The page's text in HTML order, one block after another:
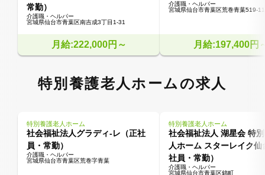
常勤）
介護職・ヘルパー
宮城県仙台市青葉区南吉成3丁目1-31
月給:222,000円～
介護職・ヘルパー
宮城県仙台市青葉区荒巻青葉519-
月給:197,400円
特別養護老人ホームの求人
特別養護老人ホーム
社会福祉法人グラディ-レ（正社
員・常勤）
介護職・ヘルパー
宮城県仙台市青葉区荒巻字青葉
特別養護老人ホーム
社会福祉法人 湖星会 特
人ホーム スターレイク仙
社員・常勤）
介護職・ヘルパー
宮城県仙台市青葉区錦町